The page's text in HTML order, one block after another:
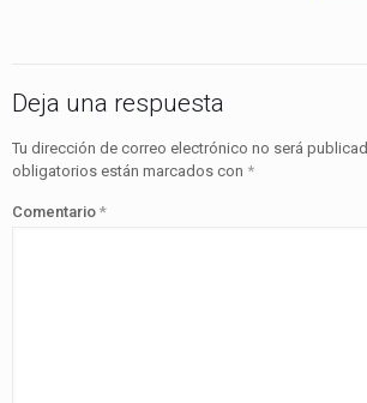
Deja una respuesta
Tu dirección de correo electrónico no será
obligatorios están marcados con *
Comentario *